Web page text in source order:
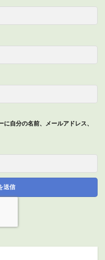
自分の名前、メールアドレス、